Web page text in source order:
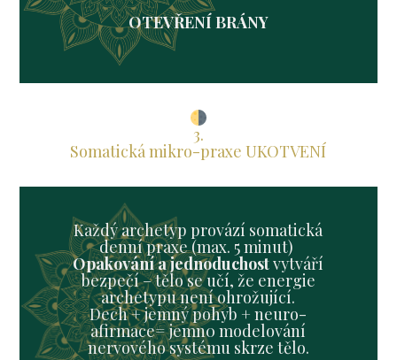
OTEVŘENÍ BRÁNY
3.
Somatická mikro-praxe UKOTVENÍ
Každý archetyp provází somatická
denní praxe (max. 5 minut)
Opakování a jednoduchostvytváří
bezpečí – tělo se učí, že energie
archetypu není ohrožující.
Dech + jemný pohyb + neuro-
afirmace= jemn0 modelování
nervového systému skrze tělo.